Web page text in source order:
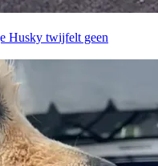
Husky twijfelt geen